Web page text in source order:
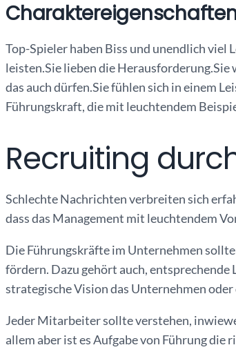
Top-Spieler haben Biss und unendlich
leisten.Sie lieben die Herausforderung.Sie
das auch dürfen.Sie fühlen sich in einem
Führungskraft, die mit leuchtendem
Recruiting
Schlechte Nachrichten verbreiten sich
dass das Management mit leuchtendem
Die Führungskräfte im Unternehmen
fördern. Dazu gehört auch, entsprechende
strategische Vision das Unternehmen
Jeder Mitarbeiter sollte verstehen,
allem aber ist es Aufgabe von Führung die